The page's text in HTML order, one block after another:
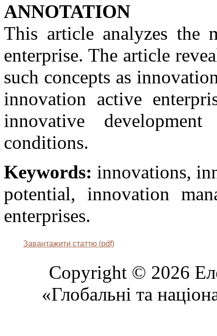
АNNOTATION
This article analyzes the
enterprise. The article
such concepts as
innovation active
innovative
conditions.
Keywords: innovations,
potential, innovation
enterprises.
Завантажити статтю (pdf)
Copyright © 2026
«Глобальні та